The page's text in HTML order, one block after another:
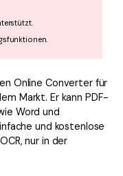
Online Converter für
Markt. Er kann PDF-
Word und
und kostenlose
nur in der